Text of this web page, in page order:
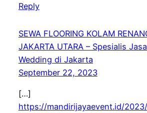
Reply
SEWA FLOORING KOLAM
JAKARTA UTARA – Spesialis
Wedding di Jakarta
September 22, 2023
[…]
https://mandirijayaevent.id/